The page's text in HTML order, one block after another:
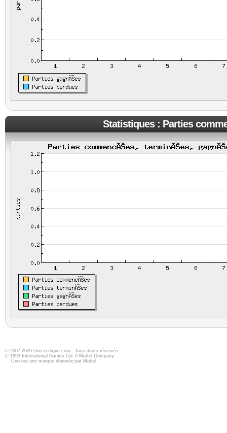
Statistiques : Parties
© 2007-2026 Uno-en-ligne.com - Tous droits réservés
© 1993 International Games Ltd. A Mattel Company
Uno est une marque déposée par Mattel.